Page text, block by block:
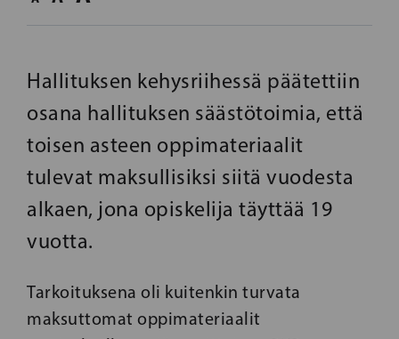
Hallituksen kehysriihessä päätettiin
osana hallituksen säästötoimia, että
toisen asteen oppimateriaalit
tulevat maksullisiksi siitä vuodesta
alkaen, jona opiskelija täyttää 19
vuotta.
Tarkoituksena oli kuitenkin turvata
maksuttomat oppimateriaalit